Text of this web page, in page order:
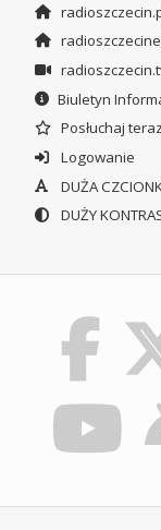
Biuletyn
Posłuchaj teraz
Logowanie
DUŻA
DUŻY